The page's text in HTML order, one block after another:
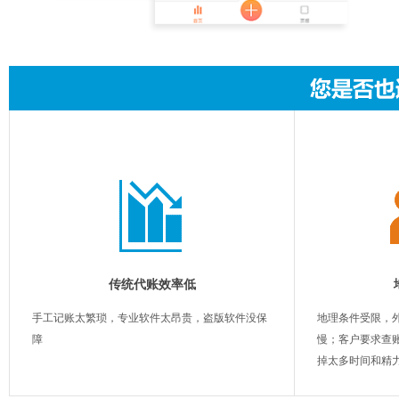
传统代账效率低
手工记账太繁琐，专业软件太昂贵，盗版软件没保
障
地理条件受限，
慢；客户要求查
掉太多时间和精